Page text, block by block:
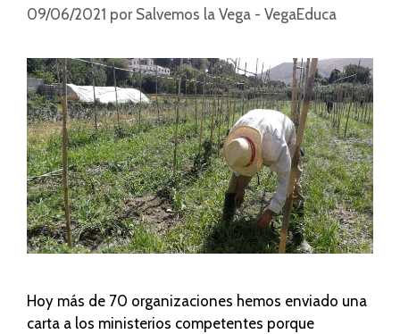
09/06/2021 por Salvemos la Vega - VegaEduca
Hoy más de 70 organizaciones hemos enviado una
carta a los ministerios competentes porque